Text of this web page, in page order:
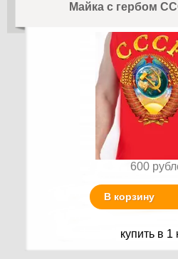
Майка с гербом
600
В корзину
купить в 1